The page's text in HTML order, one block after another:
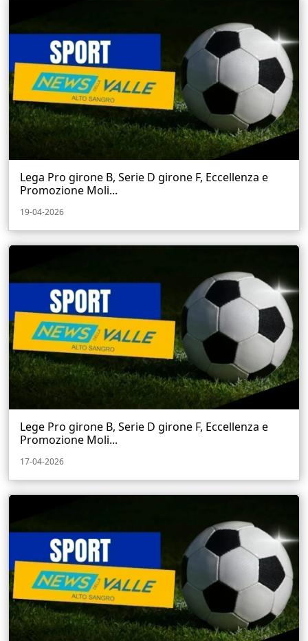
Lega Pro girone B, Serie D girone F, Eccellenza e
Promozione Moli...
19-04-2026
Lege Pro girone B, Serie D girone F, Eccellenza e
Promozione Moli...
17-04-2026